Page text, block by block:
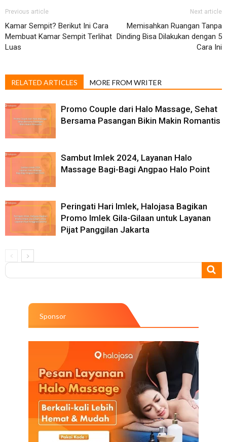
Previous article
Kamar Sempit? Berikut Ini Cara
Membuat Kamar Sempit Terlihat
Luas
Next article
Memisahkan Ruangan Tanpa
Dinding Bisa Dilakukan dengan 5
Cara Ini
RELATED ARTICLES MORE FROM WRITER
Promo Couple dari Halo Massage, Sehat
Bersama Pasangan Bikin Makin Romantis
Sambut Imlek 2024, Layanan Halo
Massage Bagi-Bagi Angpao Halo Point
Peringati Hari Imlek, Halojasa Bagikan
Promo Imlek Gila-Gilaan untuk Layanan
Pijat Panggilan Jakarta
Sponsor